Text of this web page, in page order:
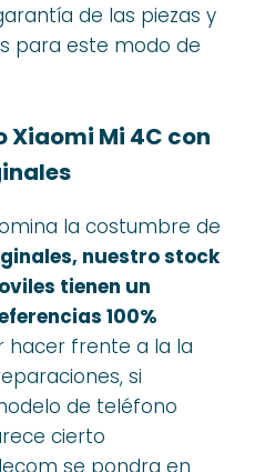
de las piezas y
para este modo de
Xiaomi Mi 4C con
la costumbre de
nuestro stock
tienen un
100%
hacer frente a la la
si
de teléfono
cierto
se pondra en